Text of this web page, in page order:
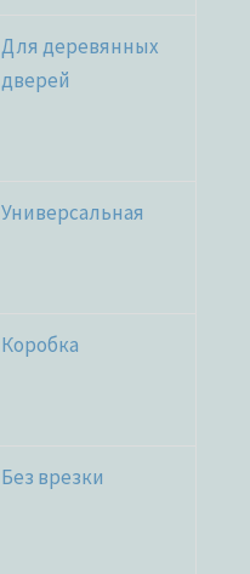
Для деревянных
дверей
Универсальная
Коробка
Без врезки